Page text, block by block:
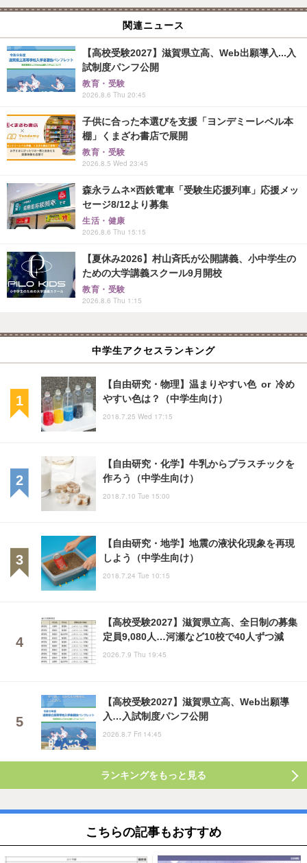
関連ニュース
【高校受験2027】滋賀県立高、Web出願導入...入
試制度パンフ公開
教育・受験
2026.8.6 Thu 20:45
子供に合った本選びを支援「ヨンデミーレベル本
棚」くまざわ書店で展開
教育・受験
2026.8.5 Wed 23:45
森永ラムネ×西鉄電車「受験生応援列車」応援メッ
セージ8/12より募集
生活・健康
2026.8.6 Thu 15:15
【夏休み2026】村山斉氏が公開講義、小中学生の
ための大学講義スクール9月開校
教育・受験
2026.8.6 Thu 1:15
中学生アクセスランキング
【自由研究・物理】温まりやすい色 or 冷め
やすい色は？（中学生向け）
2018.7.25 Wed 17:15
【自由研究・化学】牛乳からプラスチックを
作ろう（中学生向け）
2018.7.10 Tue 15:00
【自由研究・地学】地震の液状化現象を再現
しよう（中学生向け）
2018.7.24 Tue 10:15
【高校受験2027】滋賀県立高、全日制の募集
定員9,080人…河瀬など10校で40人ずつ減
2026.7.9 Thu 19:45
【高校受験2027】滋賀県立高、Web出願導
入…入試制度パンフ公開
2026.8.7 Fri 14:45
ランキングをもっと見る
こちらの記事もおすすめ